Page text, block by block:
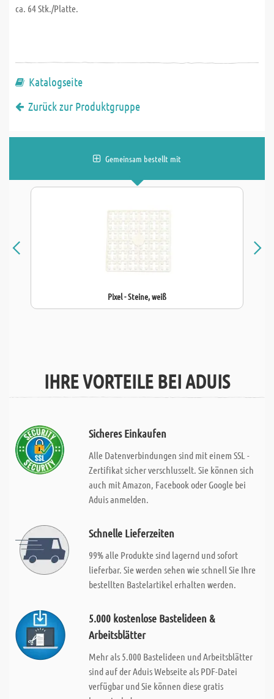
ca. 64 Stk./Platte.
Katalogseite
Zurück zur Produktgruppe
Gemeinsam bestellt mit
Pixel - Steine, weiß
IHRE VORTEILE BEI ADUIS
Sicheres Einkaufen
Alle Datenverbindungen sind mit einem SSL -
Zertifikat sicher verschlusselt. Sie können sich
auch mit Amazon, Facebook oder Google bei
Aduis anmelden.
Schnelle Lieferzeiten
99% alle Produkte sind lagernd und sofort
lieferbar. Sie werden sehen wie schnell Sie Ihre
bestellten Bastelartikel erhalten werden.
5.000 kostenlose Bastelideen &
Arbeitsblätter
Mehr als 5.000 Bastelideen und Arbeitsblätter
sind auf der Aduis Webseite als PDF-Datei
verfügbar und Sie können diese gratis